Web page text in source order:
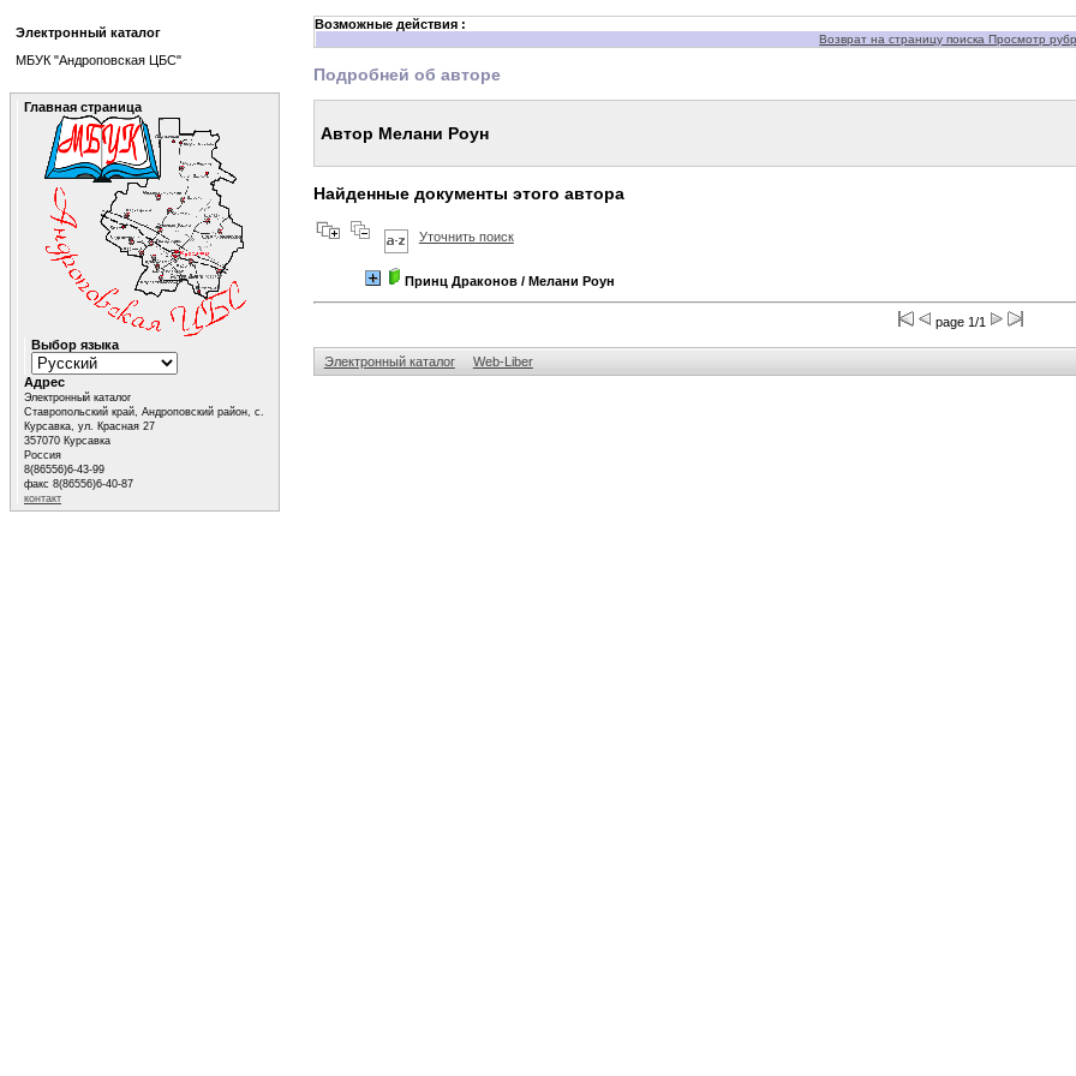
Возможные действия :
Возврат на страницу поиска Просмотр
Подробней об авторе
Автор Мелани Роун
Найденные документы этого автора
Уточнить поиск
Принц Драконов/ Мелани Роун
page 1/1
Электронный каталог Web-Liber
Электронный каталог
МБУК "Андроповская ЦБС"
Главная страница
Выбор языка
Адрес
Электронный каталог
Ставропольский край, Андроповский район, с.
Курсавка, ул. Красная 27
357070 Курсавка
Россия
8(86556)6-43-99
факс 8(86556)6-40-87
контакт